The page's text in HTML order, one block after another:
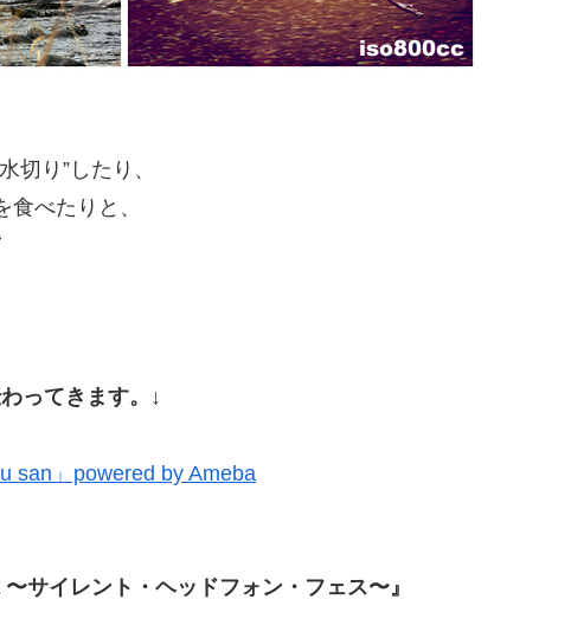
切り”したり、
べたりと、
ってきます。↓
san」powered by Ameba
サイレント・ヘッドフォン・フェス〜』